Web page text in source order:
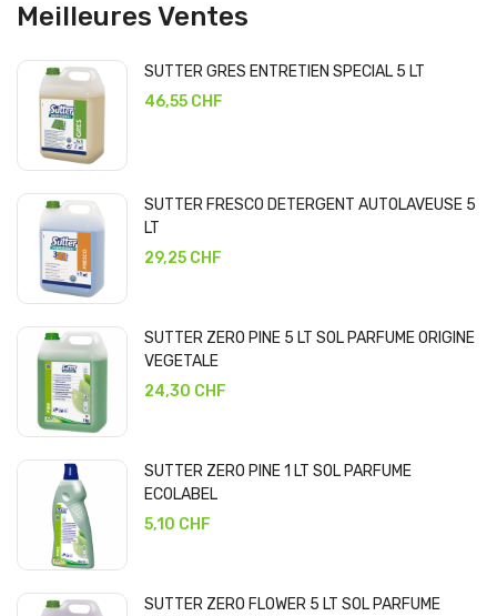
Meilleures Ventes
SUTTER GRES ENTRETIEN SPECIAL 5 LT
46,55 CHF
SUTTER FRESCO DETERGENT AUTOLAVEUSE 5
LT
29,25 CHF
SUTTER ZERO PINE 5 LT SOL PARFUME ORIGINE
VEGETALE
24,30 CHF
SUTTER ZERO PINE 1 LT SOL PARFUME
ECOLABEL
5,10 CHF
SUTTER ZERO FLOWER 5 LT SOL PARFUME